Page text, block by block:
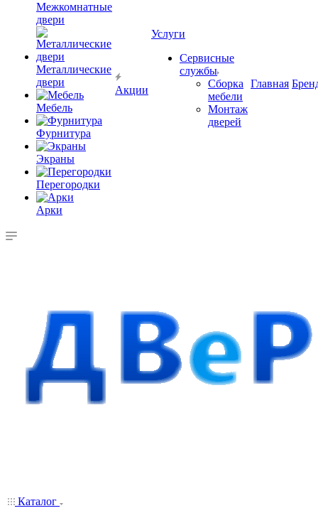
Межкомнатные
двери
Металлические
двери
Мебель
Фурнитура
Экраны
Перегородки
Арки
Акции
Услуги
Сервисные
службы
Сборка
мебели
Монтаж
дверей
Главная
Каталог